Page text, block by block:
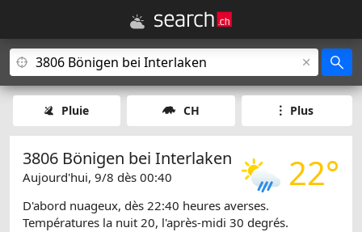
Pluie CH Plus
22°
3806 Bönigen bei Interlaken
Aujourd'hui, 9/8 dès 00:40
D'abord nuageux, dès 22:40 heures averses.
Températures la nuit 20, l'après-midi 30 degrés.